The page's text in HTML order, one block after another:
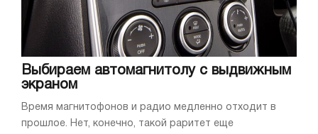
Выбираем автомагнитолу с выдвижным
экраном
Время магнитофонов и радио медленно отходит в
прошлое. Нет, конечно, такой раритет еще